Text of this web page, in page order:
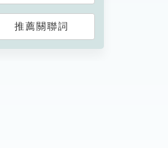
推薦關聯詞